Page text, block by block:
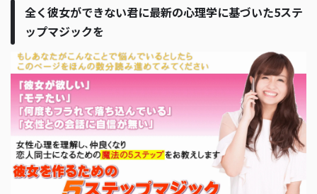
全く彼女ができない君に最新の心理学に基づいた5ステ
ップマジックを